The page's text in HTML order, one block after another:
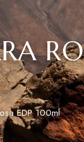
EDP 100ml